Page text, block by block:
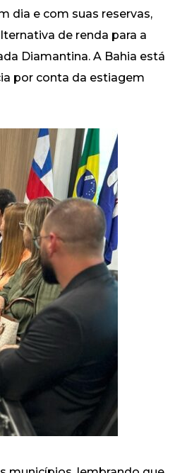
dia e com suas reservas,
de renda para a
Diamantina. A Bahia está
por conta da estiagem